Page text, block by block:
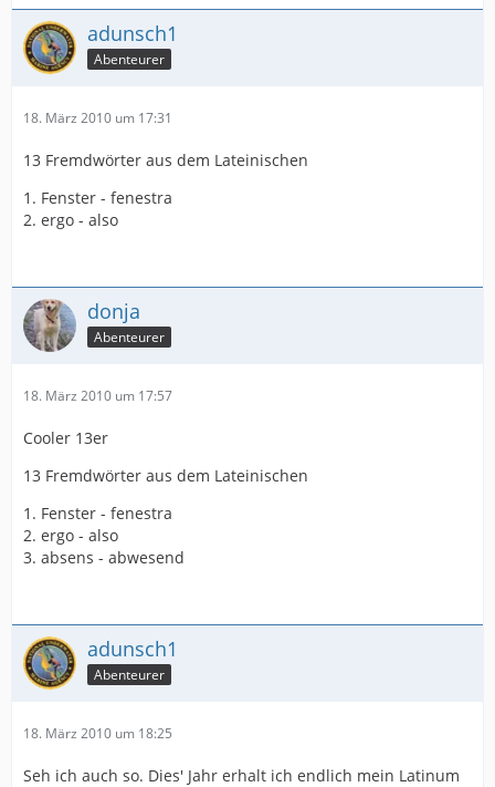
adunsch1
Abenteurer
18. März 2010 um 17:31
13 Fremdwörter aus dem Lateinischen
1. Fenster - fenestra
2. ergo - also
donja
Abenteurer
18. März 2010 um 17:57
Cooler 13er
13 Fremdwörter aus dem Lateinischen
1. Fenster - fenestra
2. ergo - also
3. absens - abwesend
adunsch1
Abenteurer
18. März 2010 um 18:25
Seh ich auch so. Dies' Jahr erhalt ich endlich mein Latinum